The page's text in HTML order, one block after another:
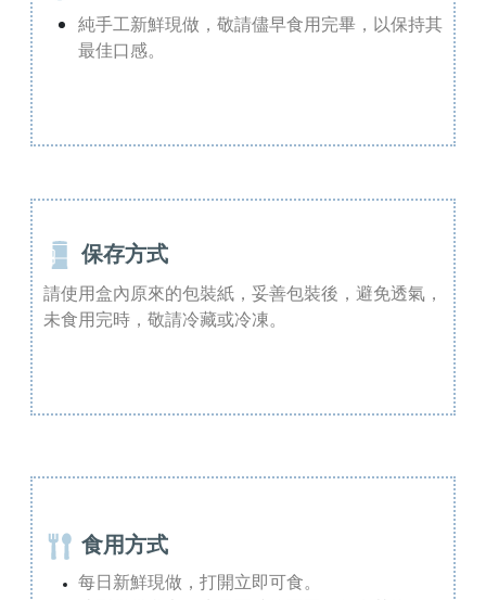
純手工新鮮現做，敬請儘早食用完畢，以保持其
最佳口感。
保存方式
請使用盒內原來的包裝紙，妥善包裝後，避免透氣，
未食用完時，敬請冷藏或冷凍。
食用方式
每日新鮮現做，打開立即可食。